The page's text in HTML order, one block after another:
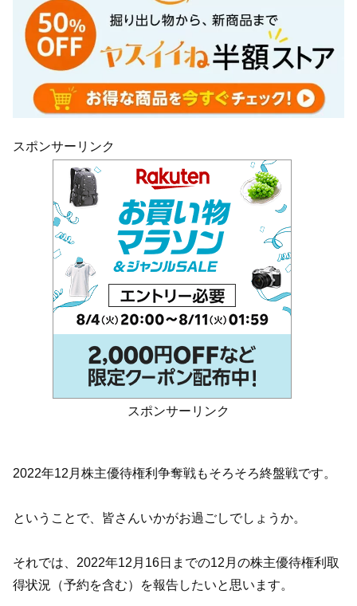
スポンサーリンク
スポンサーリンク
2022年12月株主優待権利争奪戦もそろそろ終盤戦です。
ということで、皆さんいかがお過ごしでしょうか。
それでは、2022年12月16日までの12月の株主優待権利取
得状況（予約を含む）を報告したいと思います。